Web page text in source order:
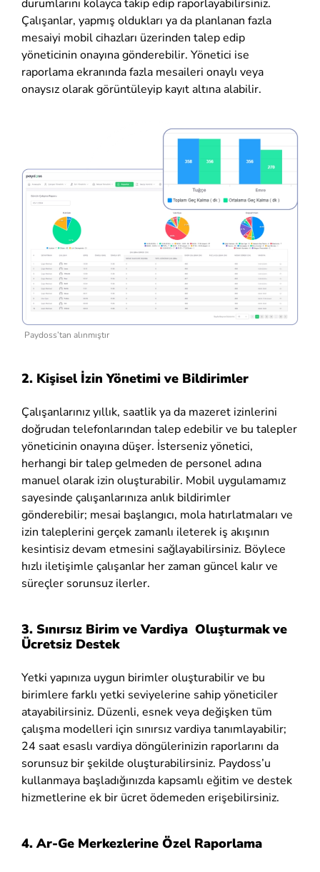
durumlarını kolayca takip edip raporlayabilirsiniz.
Çalışanlar, yapmış oldukları ya da planlanan fazla
mesaiyi mobil cihazları üzerinden talep edip
yöneticinin onayına gönderebilir. Yönetici ise
raporlama ekranında fazla mesaileri onaylı veya
onaysız olarak görüntüleyip kayıt altına alabilir.
Paydoss’tan alınmıştır
2. Kişisel İzin Yönetimi ve Bildirimler
Çalışanlarınız yıllık, saatlik ya da mazeret izinlerini
doğrudan telefonlarından talep edebilir ve bu talepler
yöneticinin onayına düşer. İsterseniz yönetici,
herhangi bir talep gelmeden de personel adına
manuel olarak izin oluşturabilir. Mobil uygulamamız
sayesinde çalışanlarınıza anlık bildirimler
gönderebilir; mesai başlangıcı, mola hatırlatmaları ve
izin taleplerini gerçek zamanlı ileterek iş akışının
kesintisiz devam etmesini sağlayabilirsiniz. Böylece
hızlı iletişimle çalışanlar her zaman güncel kalır ve
süreçler sorunsuz ilerler.
3. Sınırsız Birim ve Vardiya Oluşturmak ve
Ücretsiz Destek
Yetki yapınıza uygun birimler oluşturabilir ve bu
birimlere farklı yetki seviyelerine sahip yöneticiler
atayabilirsiniz. Düzenli, esnek veya değişken tüm
çalışma modelleri için sınırsız vardiya tanımlayabilir;
24 saat esaslı vardiya döngülerinizin raporlarını da
sorunsuz bir şekilde oluşturabilirsiniz. Paydoss’u
kullanmaya başladığınızda kapsamlı eğitim ve destek
hizmetlerine ek bir ücret ödemeden erişebilirsiniz.
4. Ar-Ge Merkezlerine Özel Raporlama